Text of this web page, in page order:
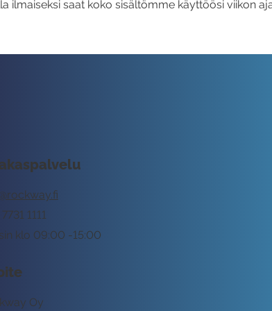
ilmaiseksi saat koko sisältömme käyttöösi viikon
klo 09:00 -15:00
1111
Oy